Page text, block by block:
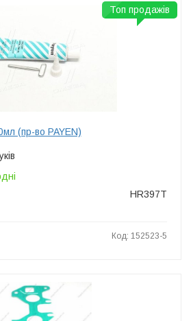
(пр-во PAYEN)
HR397T
Код: 152523-5
Топ продажів